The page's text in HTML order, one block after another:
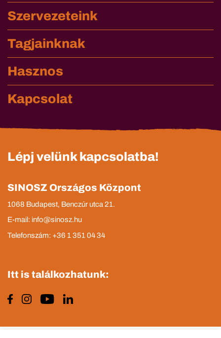
Szervezeteink
Tagjainknak
Hasznos
Kapcsolat
Lépj velünk kapcsolatba!
SINOSZ Országos Központ
1068 Budapest, Benczúr utca 21.
E-mail: info@sinosz.hu
Telefonszám: +36 1 351 04 34
Itt is találkozhatunk: